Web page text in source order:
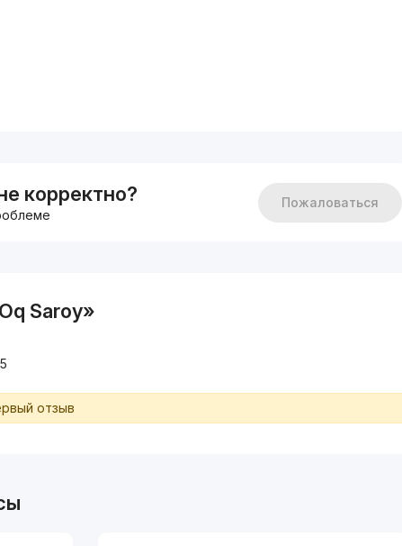
корректно? Пожаловаться
Saroy»
отзыв